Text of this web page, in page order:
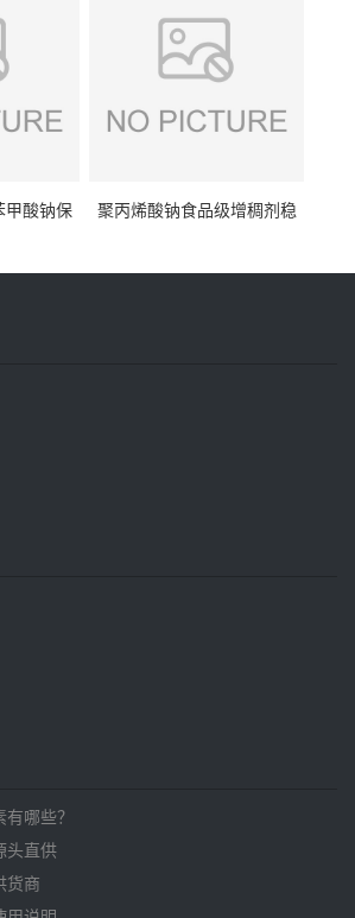
甲酸钠保
聚丙烯酸钠食品级增稠剂稳
哪些？
头直供
货商